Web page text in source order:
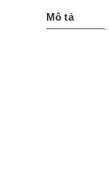
Mô tả